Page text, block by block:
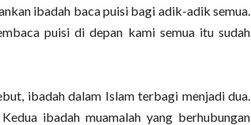
ibadah baca puisi bagi adik-adik semua.
puisi di depan kami semua itu sudah
ibadah dalam Islam terbagi menjadi dua.
ibadah muamalah yang berhubungan